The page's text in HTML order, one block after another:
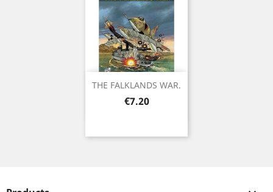
THE FALKLANDS WAR.
Price
€7.20